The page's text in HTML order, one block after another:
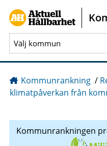
Gå direkt till sidans innehåll
Kommunrankning /
klimatpåverkan från
Kommunrankningen